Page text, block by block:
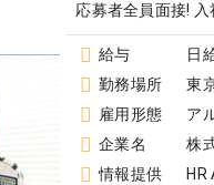
応募者全員面接!
給与
日
勤務場所
東
雇用形態
ア
企業名
株
情報提供